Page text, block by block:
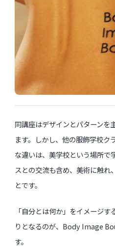
受講生・修了生の活動
展覧会アーカイブ
座談会
講座レポート
未分類
近日開催のイベント・オープ
イベント
過去のイベント・オープン講座
同講座はデザインとパターンを
ます。しかし、他の服飾学校ク
な違いは、美学校という場所で
スとの交流も含め、美術に触れ
とです。
「自分とは何か」をイメージ
りとなるのが、Body Image
す。